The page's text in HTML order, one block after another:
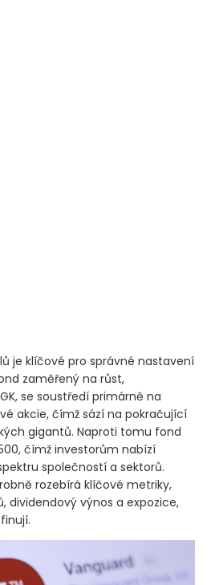
je klíčové pro správné nastavení
zaměřený na růst,
se soustředí primárně na
akcie, čímž sází na pokračující
gigantů. Naproti tomu fond
čímž investorům nabízí
společností a sektorů.
rozebírá klíčové metriky,
dividendový výnos a expozice,